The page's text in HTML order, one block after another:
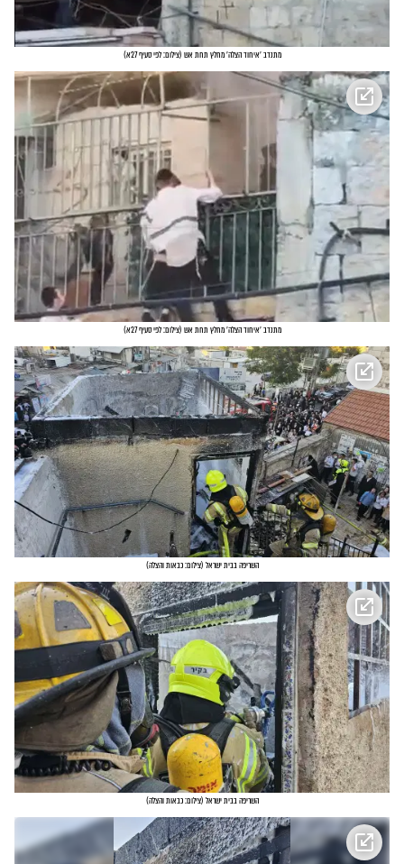
מתנדב 'איחוד הצלה' מחלץ תחת אש (צילום: לפי סעיף 27א )
מתנדב 'איחוד הצלה' מחלץ תחת אש (צילום: לפי סעיף 27א )
השריפה בבית ישראל (צילום: כבאות והצלה)
השריפה בבית ישראל (צילום: כבאות והצלה)